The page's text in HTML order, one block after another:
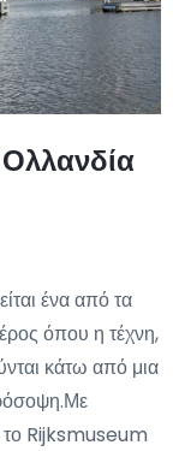
ένα από τα
όπου η τέχνη,
κάτω από μια
το Rijksmuseum